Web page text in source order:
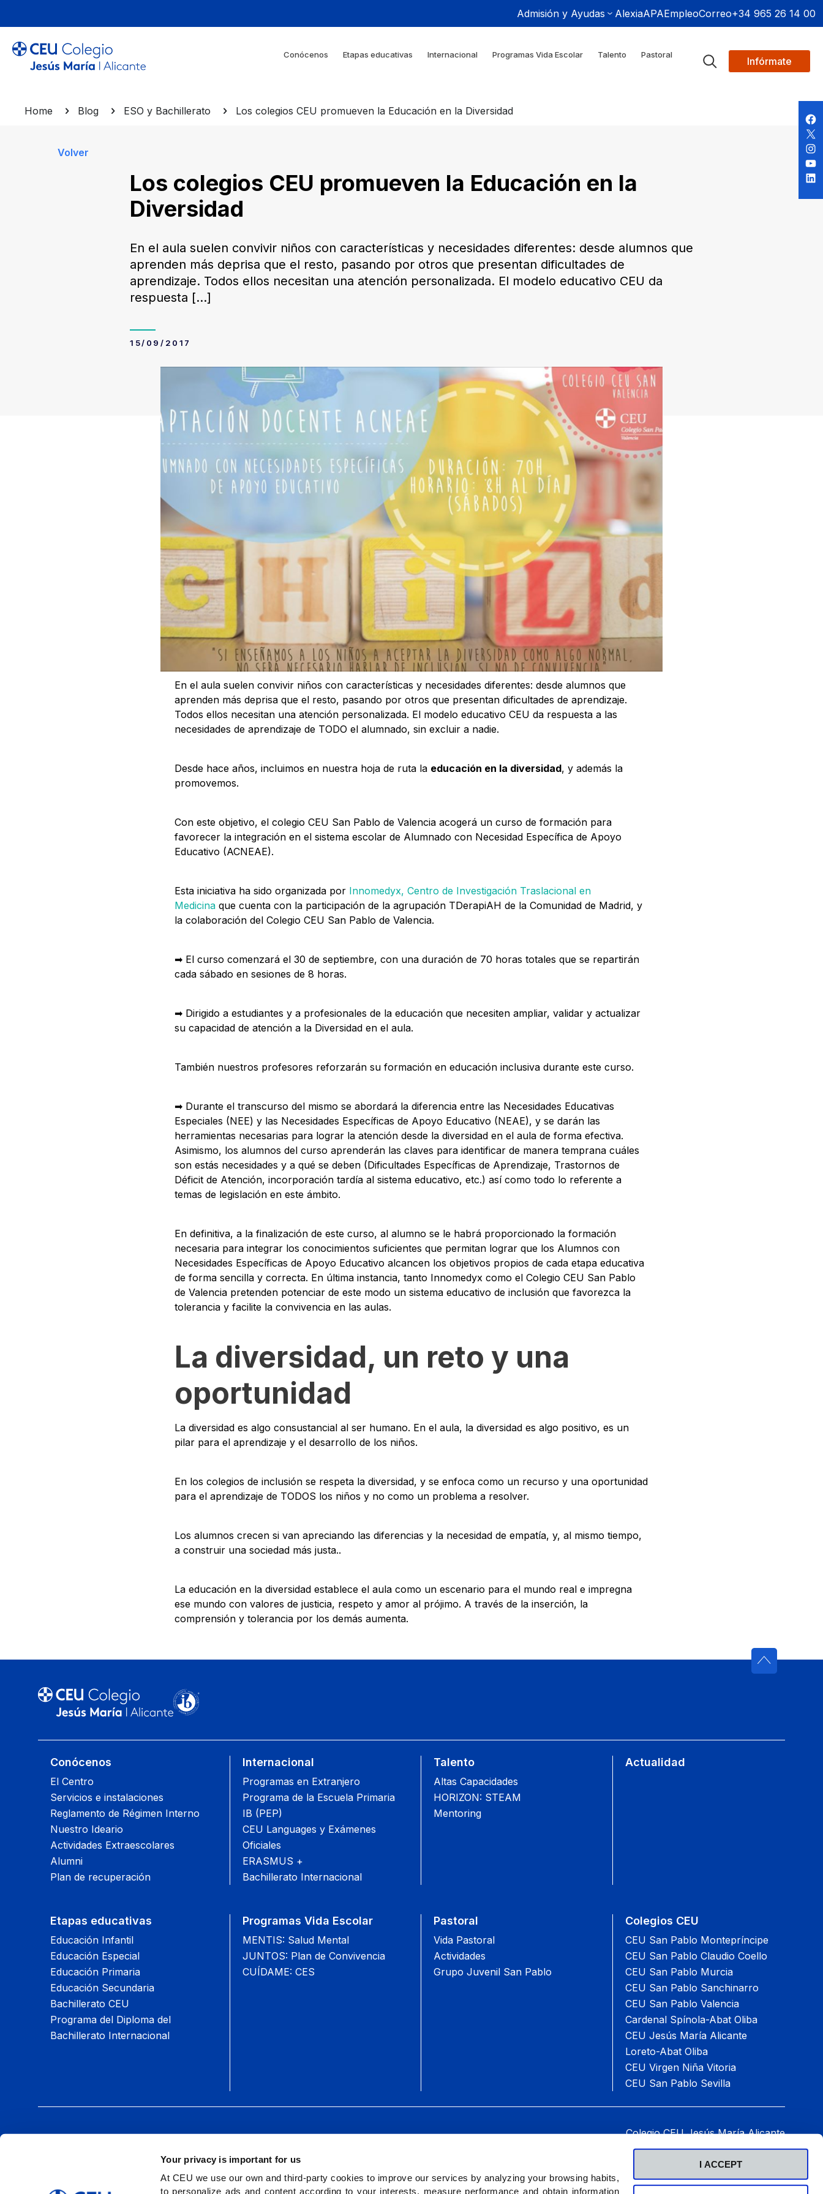
Your privacy is important for us
At CEU we use our own and third-party cookies to improve our services by analyzing your browsing habits,
to personalize ads and content according to your interests, measure performance and obtain information
I ACCEPT
Admisión y Ayudas AlexiaAPAEmpleoCorreo+34 965 26 14 00
Conócenos Etapas educativas Internacional Programas Vida Escolar Talento Pastoral
Infórmate
Home Blog ESO y Bachillerato Los colegios CEU promueven la Educación en la Diversidad
Volver
Los colegios CEU promueven la Educación en la
Diversidad
En el aula suelen convivir niños con características y necesidades diferentes: desde alumnos que
aprenden más deprisa que el resto, pasando por otros que presentan dificultades de
aprendizaje. Todos ellos necesitan una atención personalizada. El modelo educativo CEU da
respuesta […]
15/09/2017
En el aula suelen convivir niños con características y necesidades diferentes: desde alumnos que
aprenden más deprisa que el resto, pasando por otros que presentan dificultades de aprendizaje.
Todos ellos necesitan una atención personalizada. El modelo educativo CEU da respuesta a las
necesidades de aprendizaje de TODO el alumnado, sin excluir a nadie.
Desde hace años, incluimos en nuestra hoja de ruta la educación en la diversidad, y además la
promovemos.
Con este objetivo, el colegio CEU San Pablo de Valencia acogerá un curso de formación para
favorecer la integración en el sistema escolar de Alumnado con Necesidad Específica de Apoyo
Educativo (ACNEAE).
Esta iniciativa ha sido organizada por Innomedyx, Centro de Investigación Traslacional en
Medicinaque cuenta con la participación de la agrupación TDerapiAH de la Comunidad de Madrid, y
la colaboración del Colegio CEU San Pablo de Valencia.
➡ El curso comenzará el 30 de septiembre, con una duración de 70 horas totales que se repartirán
cada sábado en sesiones de 8 horas.
➡ Dirigido a estudiantes y a profesionales de la educación que necesiten ampliar, validar y actualizar
su capacidad de atención a la Diversidad en el aula.
También nuestros profesores reforzarán su formación en educación inclusiva durante este curso.
➡ Durante el transcurso del mismo se abordará la diferencia entre las Necesidades Educativas
Especiales (NEE) y las Necesidades Específicas de Apoyo Educativo (NEAE), y se darán las
herramientas necesarias para lograr la atención desde la diversidad en el aula de forma efectiva.
Asimismo, los alumnos del curso aprenderán las claves para identificar de manera temprana cuáles
son estás necesidades y a qué se deben (Dificultades Específicas de Aprendizaje, Trastornos de
Déficit de Atención, incorporación tardía al sistema educativo, etc.) así como todo lo referente a
temas de legislación en este ámbito.
En definitiva, a la finalización de este curso, al alumno se le habrá proporcionado la formación
necesaria para integrar los conocimientos suficientes que permitan lograr que los Alumnos con
Necesidades Específicas de Apoyo Educativo alcancen los objetivos propios de cada etapa educativa
de forma sencilla y correcta. En última instancia, tanto Innomedyx como el Colegio CEU San Pablo
de Valencia pretenden potenciar de este modo un sistema educativo de inclusión que favorezca la
tolerancia y facilite la convivencia en las aulas.
La diversidad, un reto y una
oportunidad
La diversidad es algo consustancial al ser humano. En el aula, la diversidad es algo positivo, es un
pilar para el aprendizaje y el desarrollo de los niños.
En los colegios de inclusión se respeta la diversidad, y se enfoca como un recurso y una oportunidad
para el aprendizaje de TODOS los niños y no como un problema a resolver.
Los alumnos crecen si van apreciando las diferencias y la necesidad de empatía, y, al mismo tiempo,
a construir una sociedad más justa..
La educación en la diversidad establece el aula como un escenario para el mundo real e impregna
ese mundo con valores de justicia, respeto y amor al prójimo. A través de la inserción, la
comprensión y tolerancia por los demás aumenta.
Conócenos
El Centro
Servicios e instalaciones
Reglamento de Régimen Interno
Nuestro Ideario
Actividades Extraescolares
Alumni
Plan de recuperación
Etapas educativas
Educación Infantil
Educación Especial
Educación Primaria
Educación Secundaria
Bachillerato CEU
Programa del Diploma del
Bachillerato Internacional
Internacional
Programas en Extranjero
Programa de la Escuela Primaria
IB (PEP)
CEU Languages y Exámenes
Oficiales
ERASMUS +
Bachillerato Internacional
Programas Vida Escolar
MENTIS: Salud Mental
JUNTOS: Plan de Convivencia
CUÍDAME: CES
Talento
Altas Capacidades
HORIZON: STEAM
Mentoring
Pastoral
Vida Pastoral
Actividades
Grupo Juvenil San Pablo
Actualidad
Colegios CEU
CEU San Pablo Montepríncipe
CEU San Pablo Claudio Coello
CEU San Pablo Murcia
CEU San Pablo Sanchinarro
CEU San Pablo Valencia
Cardenal Spínola-Abat Oliba
CEU Jesús María Alicante
Loreto-Abat Oliba
CEU Virgen Niña Vitoria
CEU San Pablo Sevilla
Colegio CEU Jesús María Alicante
Calle Deportista Alejandra Quereda, 15, 03016 Alicante.
Teléfono: 965 26 14 00
2026 © Fundación Universitaria San Pablo CEU.